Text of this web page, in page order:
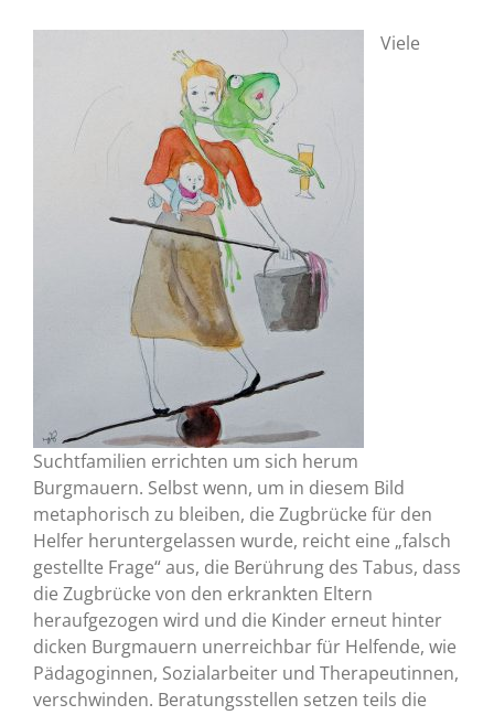
Viele
Suchtfamilien errichten um sich herum
Burgmauern. Selbst wenn, um in diesem Bild
metaphorisch zu bleiben, die Zugbrücke für den
Helfer heruntergelassen wurde, reicht eine „falsch
gestellte Frage“ aus, die Berührung des Tabus, dass
die Zugbrücke von den erkrankten Eltern
heraufgezogen wird und die Kinder erneut hinter
dicken Burgmauern unerreichbar für Helfende, wie
Pädagoginnen, Sozialarbeiter und Therapeutinnen,
verschwinden. Beratungsstellen setzen teils die